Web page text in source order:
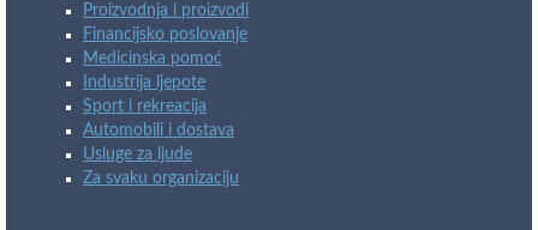
Proizvodnja i proizvodi
Financijsko poslovanje
Medicinska pomoć
Industrija ljepote
Sport i rekreacija
Automobili i dostava
Usluge za ljude
Za svaku organizaciju